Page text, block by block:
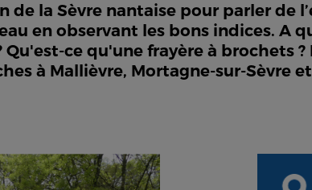
de la Sèvre nantaise pour parler de
en observant les bons indices. A
ce qu'une frayère à brochets
à Mallièvre, Mortagne-sur-Sèvre